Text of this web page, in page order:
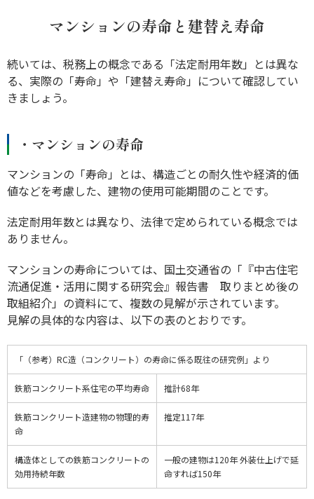
マンションの寿命と建替え寿命
続いては、税務上の概念である「法定耐用年数」とは異な
る、実際の「寿命」や「建替え寿命」について確認してい
きましょう。
・マンションの寿命
マンションの「寿命」とは、構造ごとの耐久性や経済的価
値などを考慮した、建物の使用可能期間のことです。
法定耐用年数とは異なり、法律で定められている概念では
ありません。
マンションの寿命については、国土交通省の「『中古住宅
流通促進・活用に関する研究会』報告書 取りまとめ後の
取組紹介」の資料にて、複数の見解が示されています。
見解の具体的な内容は、以下の表のとおりです。
「（参考）RC造（コンクリート）の寿命に係る既往の研究例」より
鉄筋コンクリート系住宅の平均寿命 推計68年
鉄筋コンクリート造建物の物理的寿
命
推定117年
構造体としての鉄筋コンクリートの
効用持続年数
一般の建物は120年 外装仕上げで延
命すれば150年